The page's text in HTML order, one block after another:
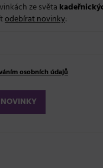
ze světa
odebírat novinky:
osobních údajů